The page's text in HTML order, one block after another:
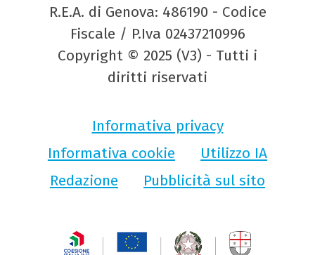
R.E.A. di Genova: 486190 - Codice
Fiscale / P.Iva 02437210996
Copyright © 2025 (V3) - Tutti i
diritti riservati
Informativa privacy
Informativa cookie
Utilizzo IA
Redazione
Pubblicità sul sito